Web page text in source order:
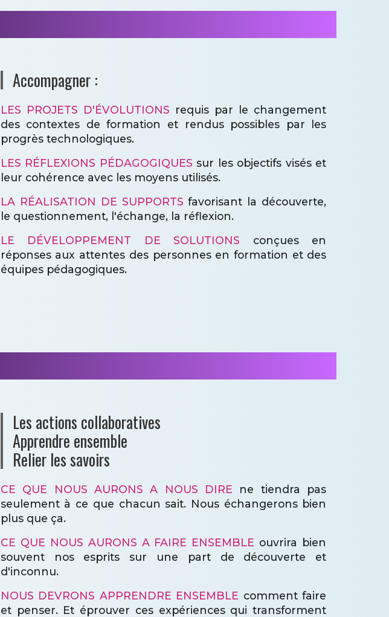
Accompagner :
LES PROJETS D'ÉVOLUTIONS requis par le changement
des contextes de formation et rendus possibles par les
progrès technologiques.
LES RÉFLEXIONS PÉDAGOGIQUES sur les objectifs visés et
leur cohérence avec les moyens utilisés.
LA RÉALISATION DE SUPPORTS favorisant la découverte,
le questionnement, l'échange, la réflexion.
LE DÉVELOPPEMENT DE SOLUTIONS conçues en
réponses aux attentes des personnes en formation et des
équipes pédagogiques.
Les actions collaboratives
Apprendre ensemble
Relier les savoirs
CE QUE NOUS AURONS A NOUS DIRE ne tiendra pas
seulement à ce que chacun sait. Nous échangerons bien
plus que ça.
CE QUE NOUS AURONS A FAIRE ENSEMBLE ouvrira bien
souvent nos esprits sur une part de découverte et
d'inconnu.
NOUS DEVRONS APPRENDRE ENSEMBLE comment faire
et penser. Et éprouver ces expériences qui transforment